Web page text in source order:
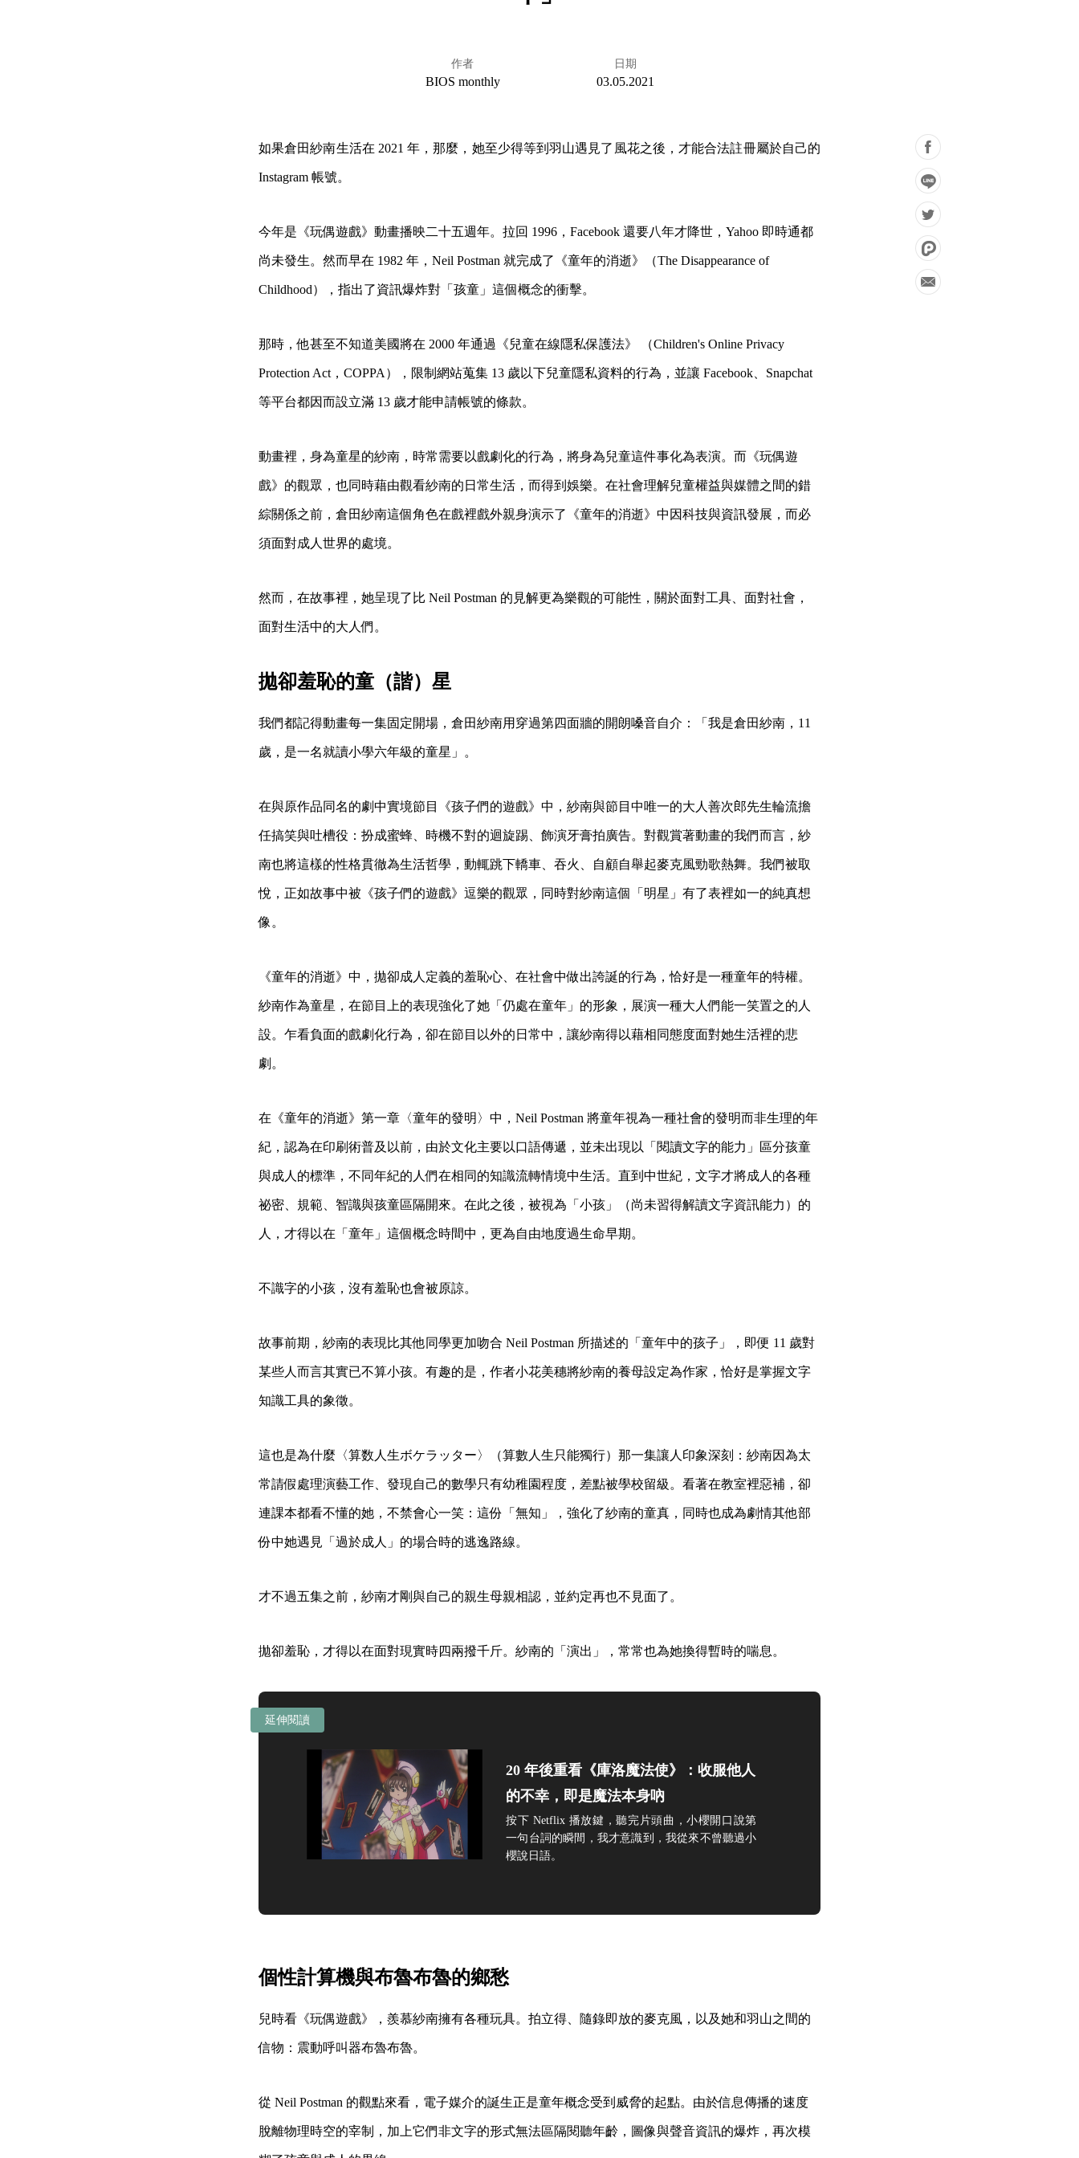
作者
BIOS monthly
日期
03.05.2021
如果倉田紗南生活在 2021 年，那麼，她至少得等到羽山遇見了風花之後，才能合法註冊屬於自己的
Instagram 帳號。
今年是《玩偶遊戲》動畫播映二十五週年。拉回 1996，Facebook 還要八年才降世，Yahoo 即時通都
尚未發生。然而早在 1982 年，Neil Postman 就完成了《童年的消逝》（The Disappearance of
Childhood），指出了資訊爆炸對「孩童」這個概念的衝擊。
那時，他甚至不知道美國將在 2000 年通過《兒童在線隱私保護法》 （Children's Online Privacy
Protection Act，COPPA），限制網站蒐集 13 歲以下兒童隱私資料的行為，並讓 Facebook、Snapchat
等平台都因而設立滿 13 歲才能申請帳號的條款。
動畫裡，身為童星的紗南，時常需要以戲劇化的行為，將身為兒童這件事化為表演。而《玩偶遊
戲》的觀眾，也同時藉由觀看紗南的日常生活，而得到娛樂。在社會理解兒童權益與媒體之間的錯
綜關係之前，倉田紗南這個角色在戲裡戲外親身演示了《童年的消逝》中因科技與資訊發展，而必
須面對成人世界的處境。
然而，在故事裡，她呈現了比 Neil Postman 的見解更為樂觀的可能性，關於面對工具、面對社會，
面對生活中的大人們。
拋卻羞恥的童（諧）星
我們都記得動畫每一集固定開場，倉田紗南用穿過第四面牆的開朗嗓音自介：「我是倉田紗南，11
歲，是一名就讀小學六年級的童星」。
在與原作品同名的劇中實境節目《孩子們的遊戲》中，紗南與節目中唯一的大人善次郎先生輪流擔
任搞笑與吐槽役：扮成蜜蜂、時機不對的迴旋踢、飾演牙膏拍廣告。對觀賞著動畫的我們而言，紗
南也將這樣的性格貫徹為生活哲學，動輒跳下轎車、吞火、自顧自舉起麥克風勁歌熱舞。我們被取
悅，正如故事中被《孩子們的遊戲》逗樂的觀眾，同時對紗南這個「明星」有了表裡如一的純真想
像。
《童年的消逝》中，拋卻成人定義的羞恥心、在社會中做出誇誕的行為，恰好是一種童年的特權。
紗南作為童星，在節目上的表現強化了她「仍處在童年」的形象，展演一種大人們能一笑置之的人
設。乍看負面的戲劇化行為，卻在節目以外的日常中，讓紗南得以藉相同態度面對她生活裡的悲
劇。
在《童年的消逝》第一章〈童年的發明〉中，Neil Postman 將童年視為一種社會的發明而非生理的年
紀，認為在印刷術普及以前，由於文化主要以口語傳遞，並未出現以「閱讀文字的能力」區分孩童
與成人的標準，不同年紀的人們在相同的知識流轉情境中生活。直到中世紀，文字才將成人的各種
祕密、規範、智識與孩童區隔開來。在此之後，被視為「小孩」（尚未習得解讀文字資訊能力）的
人，才得以在「童年」這個概念時間中，更為自由地度過生命早期。
不識字的小孩，沒有羞恥也會被原諒。
故事前期，紗南的表現比其他同學更加吻合 Neil Postman 所描述的「童年中的孩子」，即便 11 歲對
某些人而言其實已不算小孩。有趣的是，作者小花美穗將紗南的養母設定為作家，恰好是掌握文字
知識工具的象徵。
這也是為什麼〈算数人生ボケラッター〉（算數人生只能獨行）那一集讓人印象深刻：紗南因為太
常請假處理演藝工作、發現自己的數學只有幼稚園程度，差點被學校留級。看著在教室裡惡補，卻
連課本都看不懂的她，不禁會心一笑：這份「無知」，強化了紗南的童真，同時也成為劇情其他部
份中她遇見「過於成人」的場合時的逃逸路線。
才不過五集之前，紗南才剛與自己的親生母親相認，並約定再也不見面了。
拋卻羞恥，才得以在面對現實時四兩撥千斤。紗南的「演出」，常常也為她換得暫時的喘息。
延伸閱讀
20 年後重看《庫洛魔法使》：收服他人
的不幸，即是魔法本身吶
按下 Netflix 播放鍵，聽完片頭曲，小櫻開口說第
一句台詞的瞬間，我才意識到，我從來不曾聽過小
櫻說日語。
個性計算機與布魯布魯的鄉愁
兒時看《玩偶遊戲》，羨慕紗南擁有各種玩具。拍立得、隨錄即放的麥克風，以及她和羽山之間的
信物：震動呼叫器布魯布魯。
從 Neil Postman 的觀點來看，電子媒介的誕生正是童年概念受到威脅的起點。由於信息傳播的速度
脫離物理時空的宰制，加上它們非文字的形式無法區隔閱聽年齡，圖像與聲音資訊的爆炸，再次模